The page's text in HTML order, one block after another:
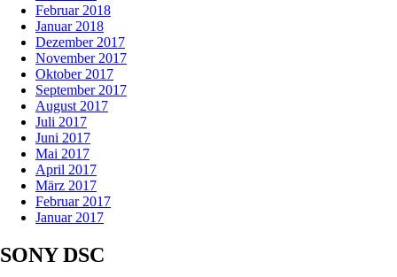
Februar 2018
Januar 2018
Dezember 2017
November 2017
Oktober 2017
September 2017
August 2017
Juli 2017
Juni 2017
Mai 2017
April 2017
März 2017
Februar 2017
Januar 2017
SONY DSC